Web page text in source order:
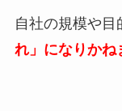
自社の規模や目
れ」になりかね